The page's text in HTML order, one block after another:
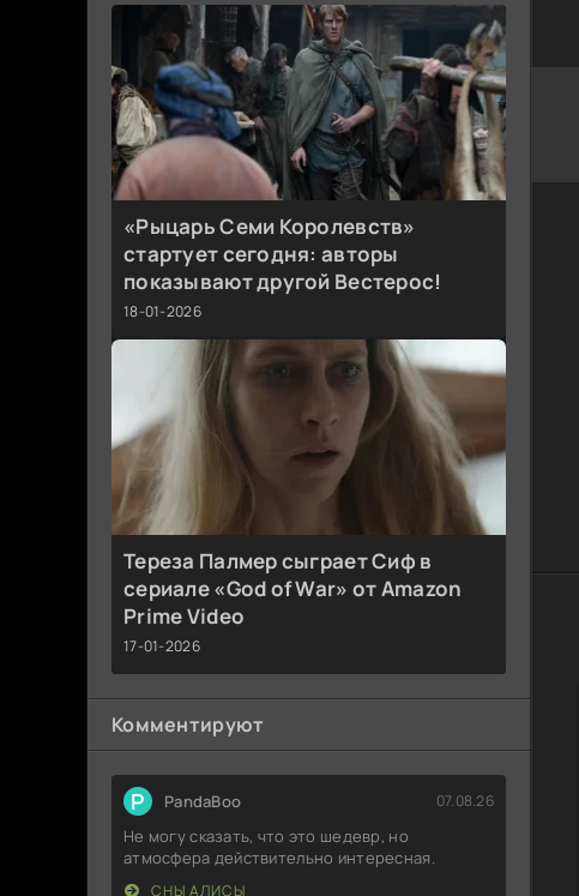
«Рыцарь Семи Королевств»
стартует сегодня: авторы
показывают другой Вестерос!
18-01-2026
Тереза Палмер сыграет Сиф в
сериале «God of War» от Amazon
Prime Video
17-01-2026
Комментируют
P PandaBoo 07.08.26
Не могу сказать, что это шедевр, но
атмосфера действительно интересная.
СНЫ АЛИСЫ